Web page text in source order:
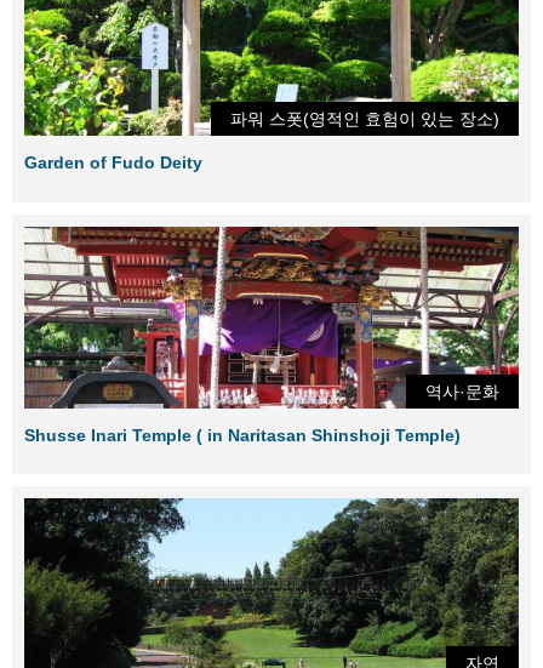
파워 스폿(영적인 효험이 있는 장소)
Garden of Fudo Deity
역사·문화
Shusse Inari Temple ( in Naritasan Shinshoji Temple)
자연